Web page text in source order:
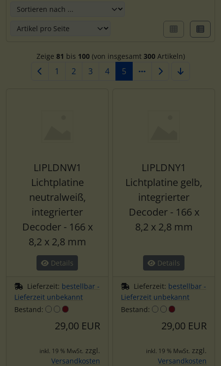
Zeige 81 bis 100(von insgesamt 300Artikeln)
1 2 3 4 5
LIPLDNW1
Lichtplatine
neutralweiß,
integrierter
Decoder - 166 x
8,2 x 2,8 mm
Details
Lieferzeit: bestellbar -
Lieferzeit unbekannt
Bestand:
29,00 EUR
inkl. 19 % MwSt. zzgl.
Versandkosten
LIPLDNY1
Lichtplatine gelb,
integrierter
Decoder - 166 x
8,2 x 2,8 mm
Details
Lieferzeit: bestellbar -
Lieferzeit unbekannt
Bestand:
29,00 EUR
inkl. 19 % MwSt. zzgl.
Versandkosten